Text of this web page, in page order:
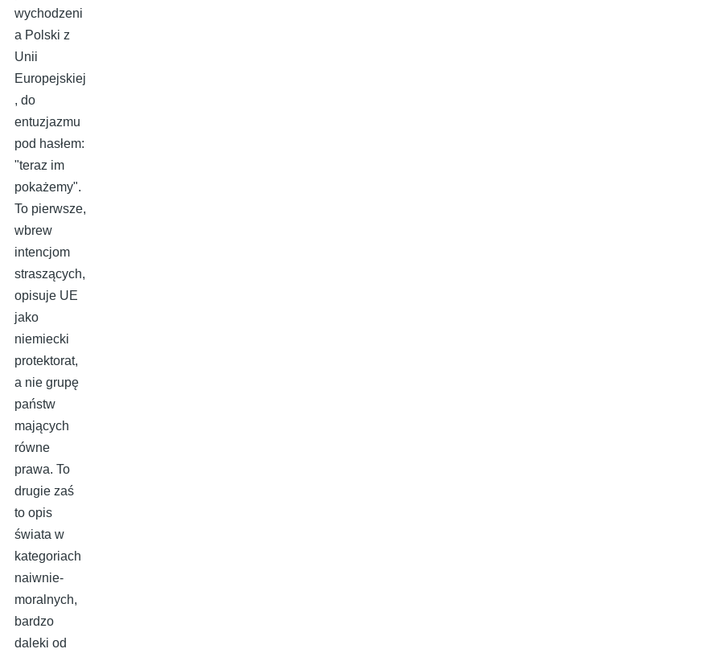
wychodzeni
a Polski z
Unii
Europejskiej
, do
entuzjazmu
pod hasłem:
"teraz im
pokażemy".
To pierwsze,
wbrew
intencjom
straszących,
opisuje UE
jako
niemiecki
protektorat,
a nie grupę
państw
mających
równe
prawa. To
drugie zaś
to opis
świata w
kategoriach
naiwnie-
moralnych,
bardzo
daleki od